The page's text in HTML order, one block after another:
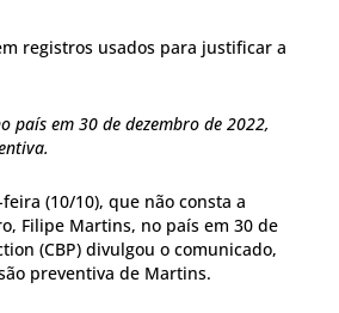
registros usados para justificar a
país em 30 de dezembro de 2022,
(10/10), que não consta a
Filipe Martins, no país em 30 de
(CBP) divulgou o comunicado,
preventiva de Martins.